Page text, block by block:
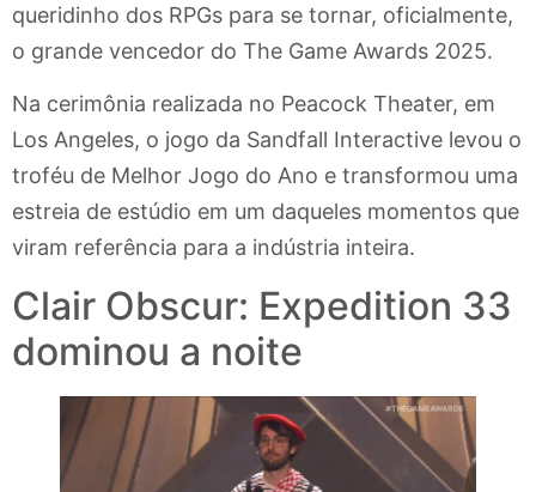
queridinho dos RPGs para se tornar, oficialmente,
o grande vencedor do The Game Awards 2025.
Na cerimônia realizada no Peacock Theater, em
Los Angeles, o jogo da Sandfall Interactive levou o
troféu de Melhor Jogo do Ano e transformou uma
estreia de estúdio em um daqueles momentos que
viram referência para a indústria inteira.
Clair Obscur: Expedition 33
dominou a noite